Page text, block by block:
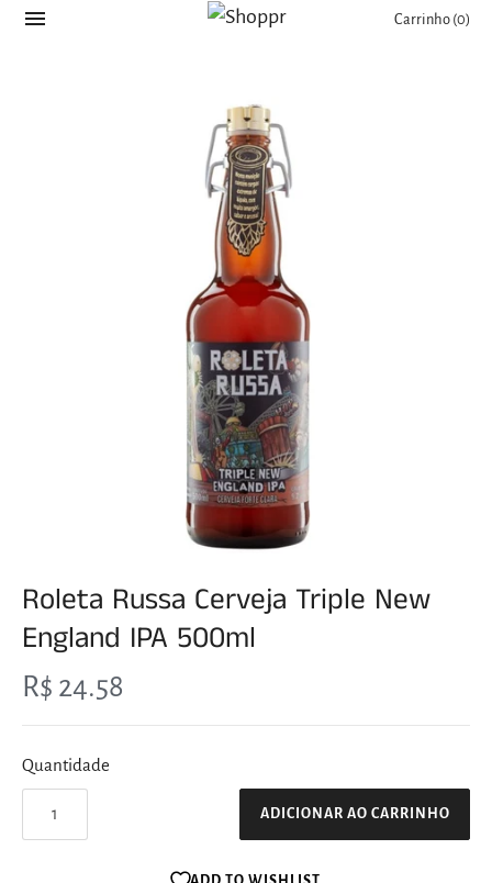
Carrinho (0)
Roleta Russa Cerveja Triple New
England IPA 500ml
R$ 24.58
Quantidade
ADICIONAR AO CARRINHO